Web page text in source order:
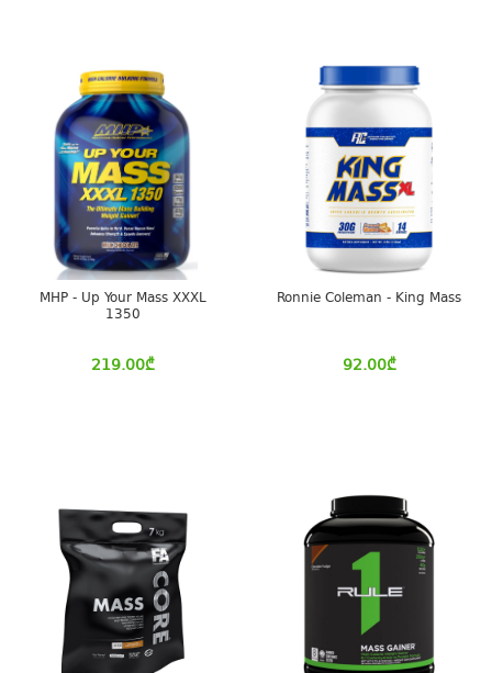
MHP - Up Your Mass XXXL
1350
219.00₾
Ronnie Coleman - King Mass
92.00₾